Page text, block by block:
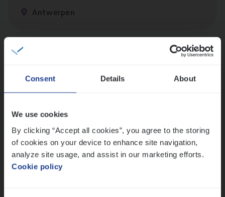
Consent Details About
We use cookies
By clicking “Accept all cookies”, you agree to the storing
of cookies on your device to enhance site navigation,
analyze site usage, and assist in our marketing efforts.
Cookie policy
Antwerpen
Claims Management
Sint-Niklaas/Temse
Test Ana­lyst
IT, Change & Innovation
Antwerpen